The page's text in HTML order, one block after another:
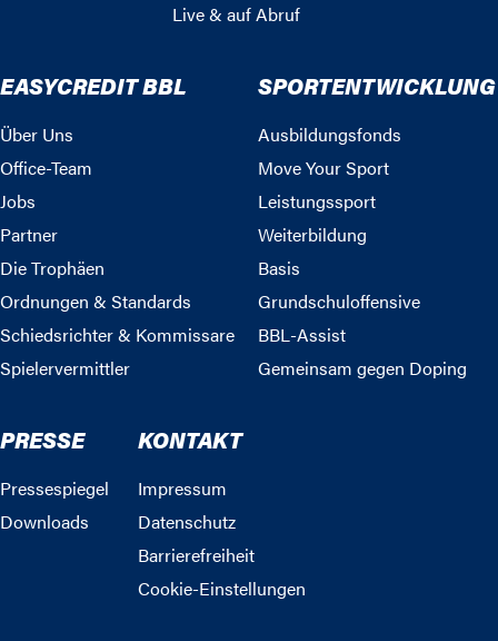
Live & auf Abruf
EASYCREDIT BBL
Über Uns
Office-Team
Jobs
Partner
Die Trophäen
Ordnungen & Standards
Schiedsrichter & Kommissare
Spielervermittler
SPORTENTWICKLUNG
Ausbildungsfonds
Move Your Sport
Leistungssport
Weiterbildung
Basis
Grundschuloffensive
BBL-Assist
Gemeinsam gegen Doping
PRESSE
Pressespiegel
Downloads
KONTAKT
Impressum
Datenschutz
Barrierefreiheit
Cookie-Einstellungen